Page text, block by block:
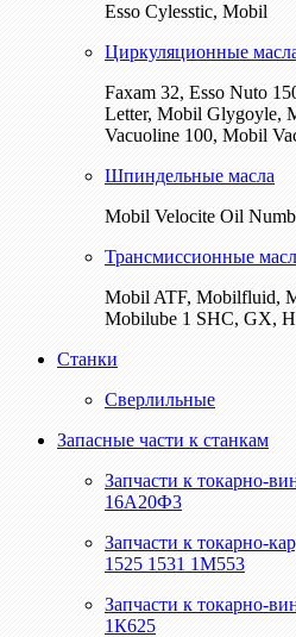
Esso Cylesstic, Mobil
Циркуляционные
Faxam 32, Esso Nuto
Letter, Mobil Glygoyle,
Vacuoline 100, Mobil
Шпиндельные масла
Mobil Velocite Oil
Трансмиссионные
Mobil ATF, Mobilfluid,
Mobilube 1 SHC, GX,
Станки
Сверлильные
Запасные части к станкам
Запчасти к токарно-
16А20Ф3
Запчасти к токарно-
1525 1531 1М553
Запчасти к токарно-
1К625